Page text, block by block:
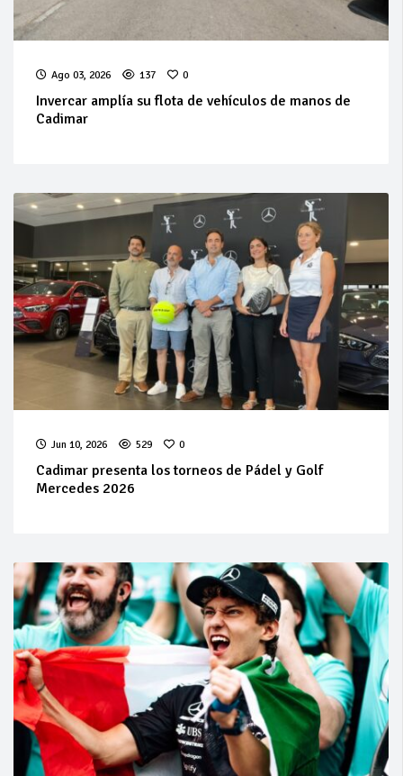
Ago 03, 2026 137 0
Invercar amplía su flota de vehículos de manos de
Cadimar
Jun 10, 2026 529 0
Cadimar presenta los torneos de Pádel y Golf
Mercedes 2026